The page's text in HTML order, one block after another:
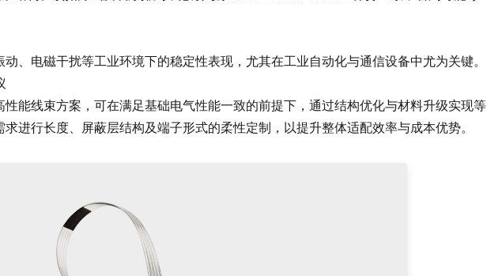
、电磁干扰等工业环境下的稳定性表现，尤其在工业自动化与通信设备中尤为关键。
性能线束方案，可在满足基础电气性能一致的前提下，通过结构优化与材料升级实现等
进行长度、屏蔽层结构及端子形式的柔性定制，以提升整体适配效率与成本优势。